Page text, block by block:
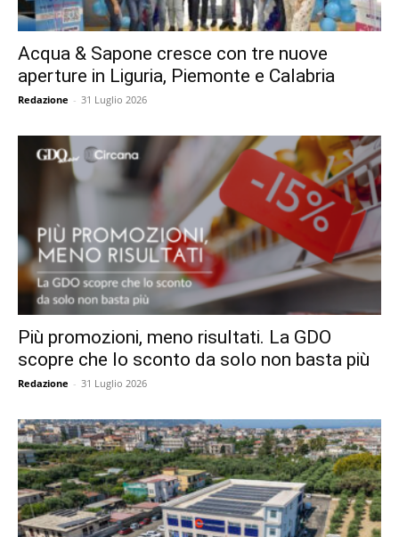
Acqua & Sapone cresce con tre nuove
aperture in Liguria, Piemonte e Calabria
Redazione - 31 Luglio 2026
Più promozioni, meno risultati. La GDO
scopre che lo sconto da solo non basta più
Redazione - 31 Luglio 2026